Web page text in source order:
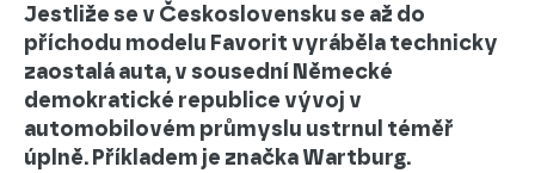
Jestliže se v Československu se až do
příchodu modelu Favorit vyráběla technicky
zaostalá auta, v sousední Německé
demokratické republice vývoj v
automobilovém průmyslu ustrnul téměř
úplně. Příkladem je značka Wartburg.